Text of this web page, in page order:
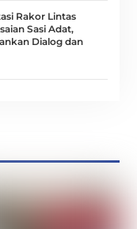
Rakor Lintas
Sasi Adat,
Dialog dan